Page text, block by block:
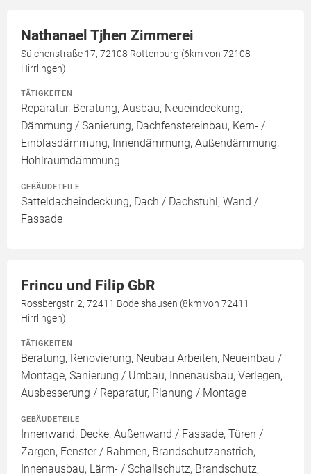
Nathanael Tjhen Zimmerei
Sülchenstraße 17, 72108 Rottenburg (6km von 72108
Hirrlingen)
TÄTIGKEITEN
Reparatur, Beratung, Ausbau, Neueindeckung,
Dämmung / Sanierung, Dachfenstereinbau, Kern- /
Einblasdämmung, Innendämmung, Außendämmung,
Hohlraumdämmung
GEBÄUDETEILE
Satteldacheindeckung, Dach / Dachstuhl, Wand /
Fassade
Frincu und Filip GbR
Rossbergstr. 2, 72411 Bodelshausen (8km von 72411
Hirrlingen)
TÄTIGKEITEN
Beratung, Renovierung, Neubau Arbeiten, Neueinbau /
Montage, Sanierung / Umbau, Innenausbau, Verlegen,
Ausbesserung / Reparatur, Planung / Montage
GEBÄUDETEILE
Innenwand, Decke, Außenwand / Fassade, Türen /
Zargen, Fenster / Rahmen, Brandschutzanstrich,
Innenausbau, Lärm- / Schallschutz, Brandschutz,